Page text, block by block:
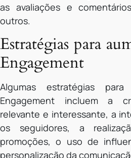
as avaliações e
outros.
Estratégias para
Engagement
Algumas estratégias
Engagement incluem a
relevante e interessante, a
os seguidores, a
promoções, o uso de
personalização da